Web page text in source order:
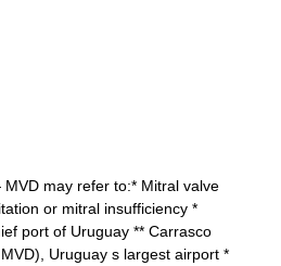
may refer to:* Mitral valve
or mitral insufficiency *
port of Uruguay ** Carrasco
Uruguay s largest airport *